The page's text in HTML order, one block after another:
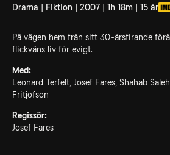
Drama | Fiktion | 2007 | 1h 18m | 15 år
På vägen hem från sitt 30-årsfirande
flickväns liv för evigt.
Med:
Leonard Terfelt, Josef Fares, Shahab
Fritjofson
Regissör:
Josef Fares